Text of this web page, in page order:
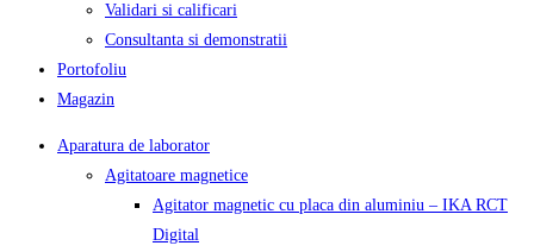
Validari si calificari
Consultanta si demonstratii
Portofoliu
Magazin
Aparatura de laborator
Agitatoare magnetice
Agitator magnetic cu placa din aluminiu – IKA RCT
Digital